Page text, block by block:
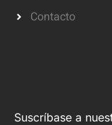
Contacto
Suscríbase a